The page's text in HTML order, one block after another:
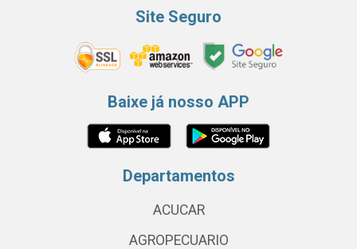
Site Seguro
Baixe já nosso APP
Departamentos
ACUCAR
AGROPECUARIO